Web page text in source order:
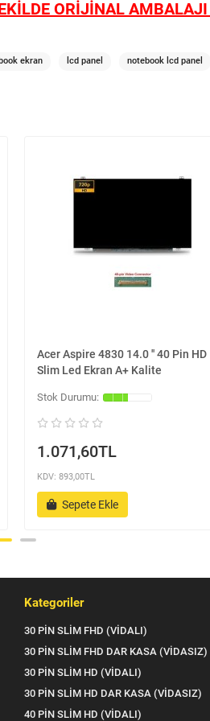
ORİJİNAL
ekran lcd panel notebook lcd panel
Acer Aspire 4830 14.0 '' 40 Pin HD
Slim Led Ekran A+ Kalite
1.071,60TL
KDV: 893,00TL
Sepete Ekle
Kategoriler
30 PİN SLİM FHD (VİDALI)
30 PİN SLİM FHD DAR KASA (VİDASIZ)
30 PİN SLİM HD (VİDALI)
30 PİN SLİM HD DAR KASA (VİDASIZ)
40 PİN SLİM HD (VİDALI)